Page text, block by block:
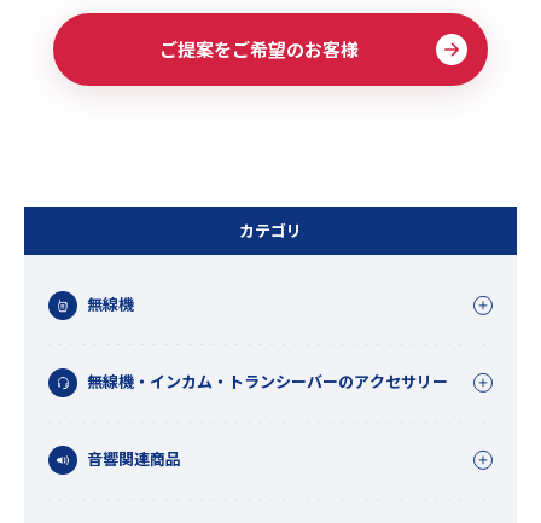
カテゴリ
無線機
無線機・インカム・トランシーバーのアクセサリー
音響関連商品
ご提案をご希望のお客様